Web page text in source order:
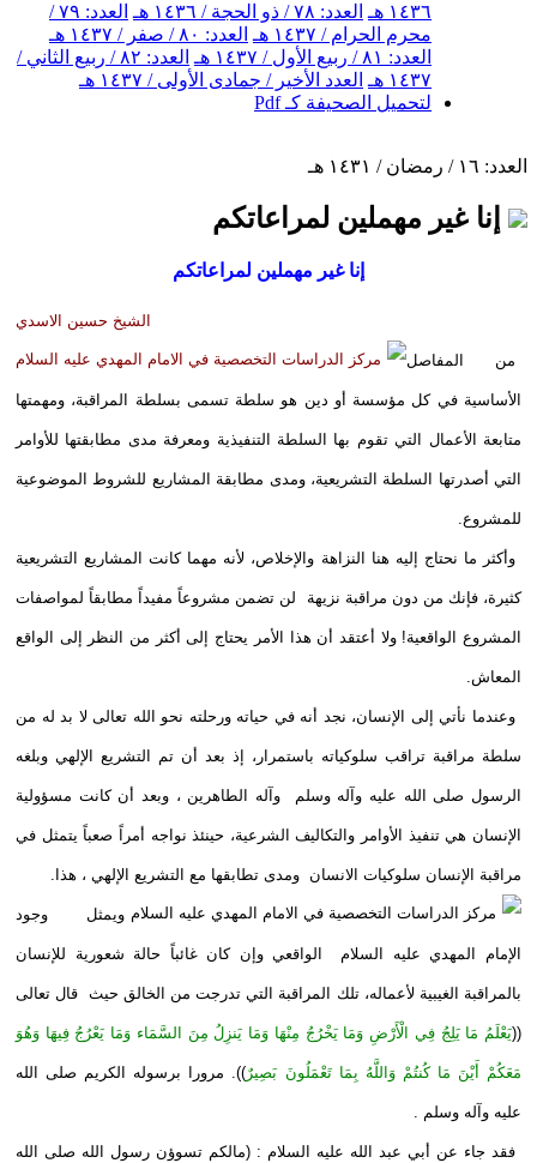
١٤٣٦ هـ
العدد: ٧٨ / ذو الحجة / ١٤٣٦ هـ
العدد: ٧٩ /
محرم الحرام / ١٤٣٧ هـ
العدد: ٨٠ / صفر / ١٤٣٧ هـ
العدد: ٨١ / ربيع الأول / ١٤٣٧ هـ
العدد: ٨٢ / ربيع الثاني /
١٤٣٧ هـ
العدد الأخير / جمادى الأولى / ١٤٣٧ هـ
لتحميل الصحيفة كـ Pdf
العدد: ١٦ / رمضان / ١٤٣١ هـ
إنا غير مهملين لمراعاتكم
إنا غير مهملين لمراعاتكم
الشيخ حسين الاسدي
من المفاصل
الأساسية في كل مؤسسة أو دين هو سلطة تسمى بسلطة المراقبة، ومهمتها
متابعة الأعمال التي تقوم بها السلطة التنفيذية ومعرفة مدى مطابقتها للأوامر
التي أصدرتها السلطة التشريعية، ومدى مطابقة المشاريع للشروط الموضوعية
للمشروع.
وأكثر ما نحتاج إليه هنا النزاهة والإخلاص، لأنه مهما كانت المشاريع التشريعية
كثيرة، فإنك من دون مراقبة نزيهة لن تضمن مشروعاً مفيداً مطابقاً لمواصفات
المشروع الواقعية! ولا أعتقد أن هذا الأمر يحتاج إلى أكثر من النظر إلى الواقع
المعاش.
وعندما نأتي إلى الإنسان، نجد أنه في حياته ورحلته نحو الله تعالى لا بد له من
سلطة مراقبة تراقب سلوكياته باستمرار، إذ بعد أن تم التشريع الإلهي وبلغه
الرسول صلى الله عليه وآله وسلم وآله الطاهرين ، وبعد أن كانت مسؤولية
الإنسان هي تنفيذ الأوامر والتكاليف الشرعية، حينئذ نواجه أمراً صعباً يتمثل في
مراقبة الإنسان سلوكيات الانسان ومدى تطابقها مع التشريع الإلهي ، هذا.
ويمثل وجود
الإمام المهدي عليه السلام الواقعي وإن كان غائباً حالة شعورية للإنسان
بالمراقبة الغيبية لأعماله، تلك المراقبة التي تدرجت من الخالق حيث قال تعالى
((يَعْلَمُ مَا يَلِجُ فِي الْأَرْضِ وَمَا يَخْرُجُ مِنْهَا وَمَا يَنزِلُ مِنَ السَّمَاء وَمَا يَعْرُجُ فِيهَا وَهُوَ
مَعَكُمْ أَيْنَ مَا كُنتُمْ وَاللَّهُ بِمَا تَعْمَلُونَ بَصِيرٌ)). مرورا برسوله الكريم صلى الله
عليه وآله وسلم .
فقد جاء عن أبي عبد الله عليه السلام : (مالكم تسوؤن رسول الله صلى الله